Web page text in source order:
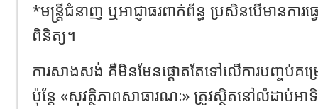
*មន្ត្រីជំនាញ ឬអាជ្ញាធរពាក់ព័ន្ធ ប្រសិនបើមានការ
ពិនិត្យ។
ការសាងសង់ គឺមិនមែនផ្តោតតែទៅលើការបញ្ចប់គម្
ប៉ុន្តែ «សុវត្ថិភាពសាធារណៈ» ត្រូវស្ថិតនៅលំដាប់អ